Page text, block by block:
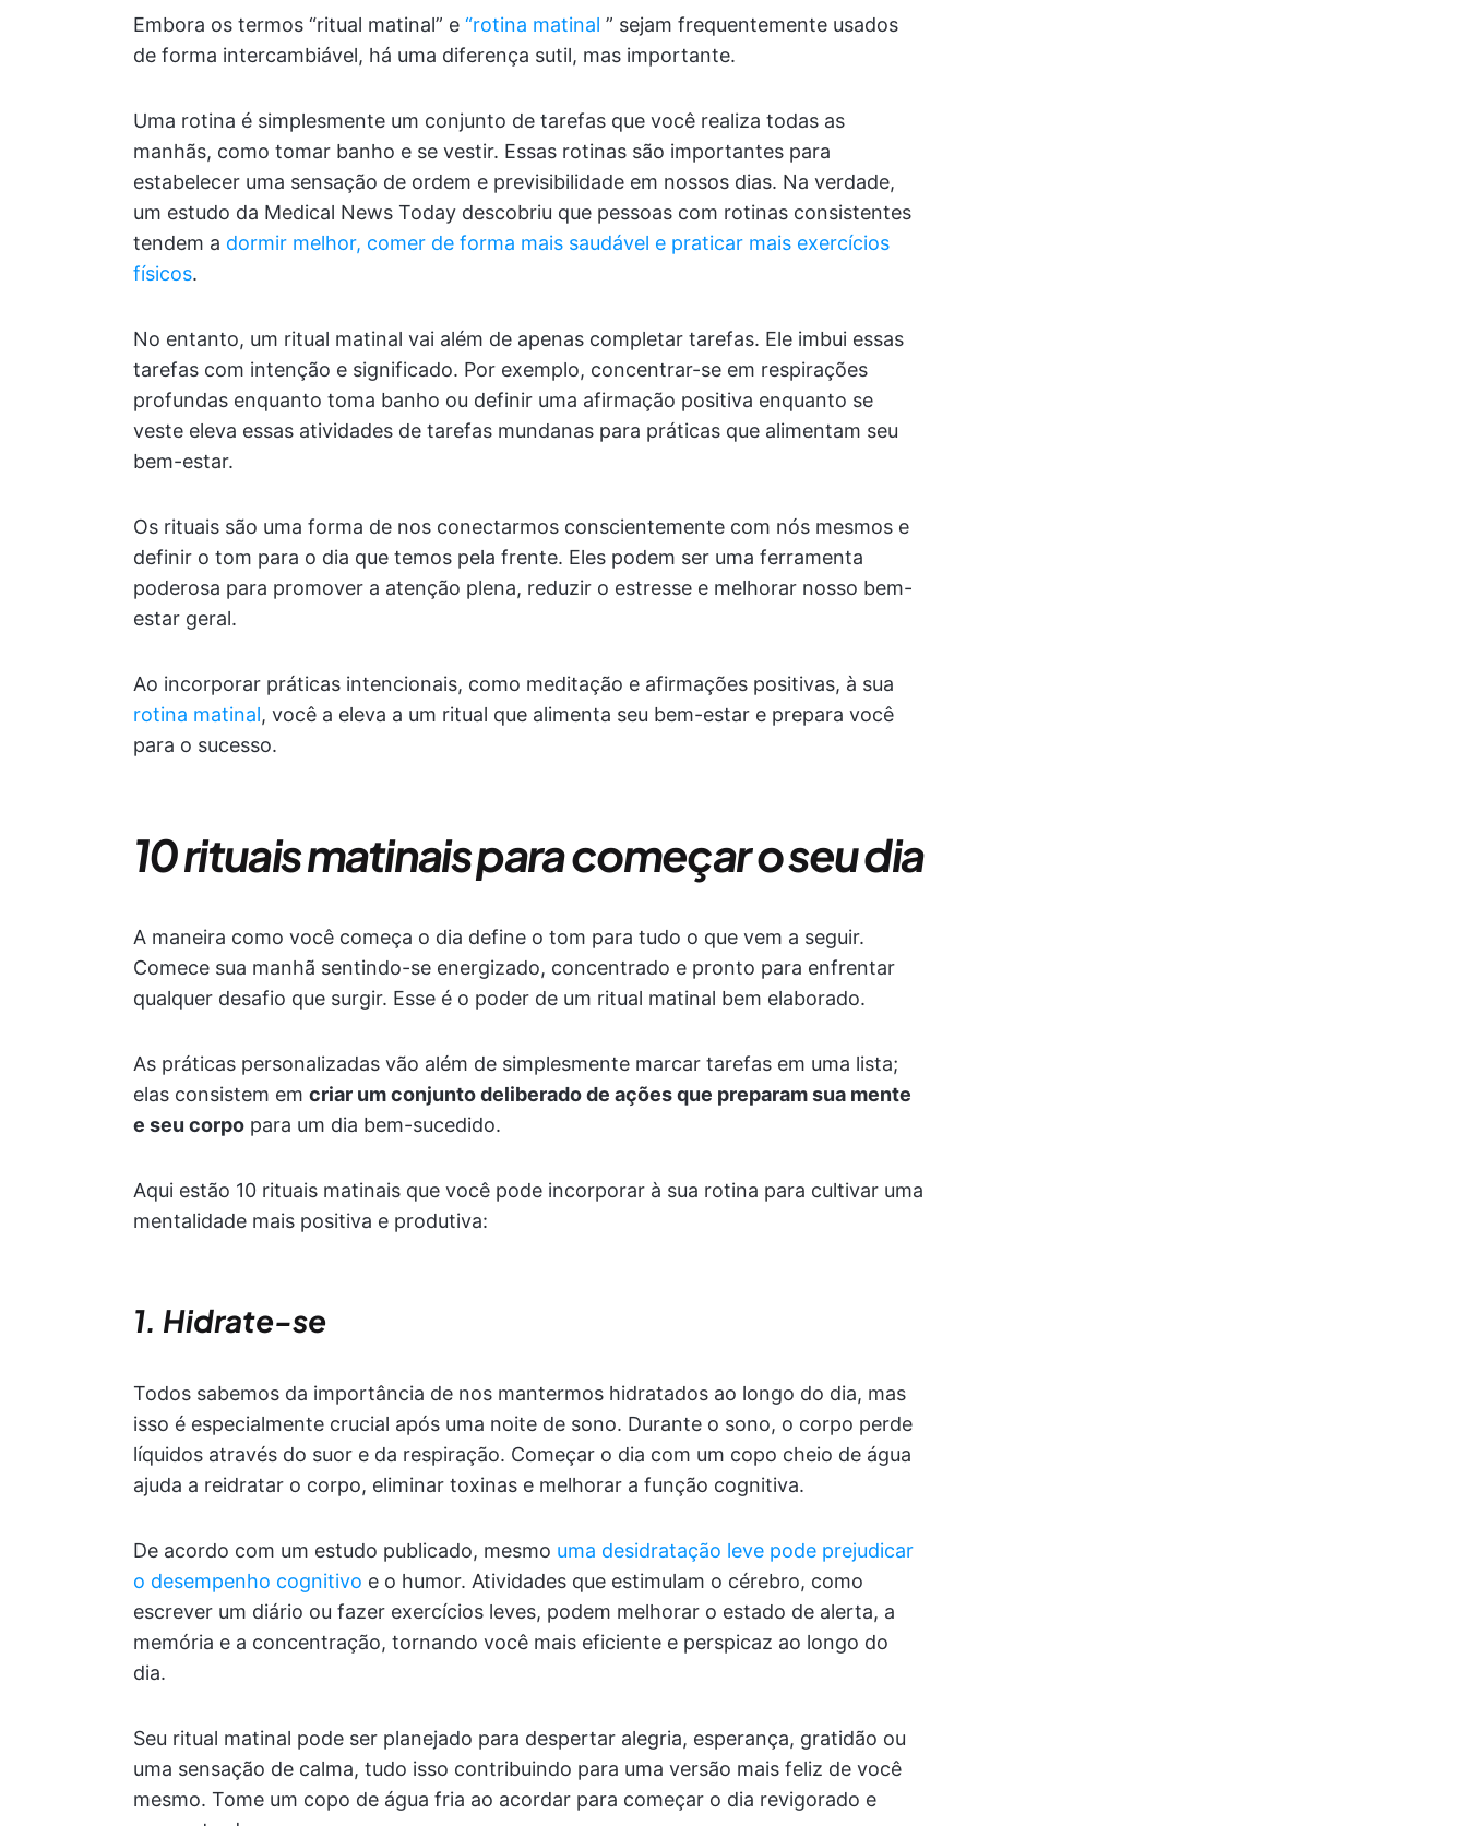
Embora os termos “ritual matinal” e “rotina matinal ” sejam frequentemente usados
de forma intercambiável, há uma diferença sutil, mas importante.
Uma rotina é simplesmente um conjunto de tarefas que você realiza todas as
manhãs, como tomar banho e se vestir. Essas rotinas são importantes para
estabelecer uma sensação de ordem e previsibilidade em nossos dias. Na verdade,
um estudo da Medical News Today descobriu que pessoas com rotinas consistentes
tendem a dormir melhor, comer de forma mais saudável e praticar mais exercícios
físicos.
No entanto, um ritual matinal vai além de apenas completar tarefas. Ele imbui essas
tarefas com intenção e significado. Por exemplo, concentrar-se em respirações
profundas enquanto toma banho ou definir uma afirmação positiva enquanto se
veste eleva essas atividades de tarefas mundanas para práticas que alimentam seu
bem-estar.
Os rituais são uma forma de nos conectarmos conscientemente com nós mesmos e
definir o tom para o dia que temos pela frente. Eles podem ser uma ferramenta
poderosa para promover a atenção plena, reduzir o estresse e melhorar nosso bem-
estar geral.
Ao incorporar práticas intencionais, como meditação e afirmações positivas, à sua
rotina matinal, você a eleva a um ritual que alimenta seu bem-estar e prepara você
para o sucesso.
10 rituais matinais para começar o seu dia
A maneira como você começa o dia define o tom para tudo o que vem a seguir.
Comece sua manhã sentindo-se energizado, concentrado e pronto para enfrentar
qualquer desafio que surgir. Esse é o poder de um ritual matinal bem elaborado.
As práticas personalizadas vão além de simplesmente marcar tarefas em uma lista;
elas consistem em criar um conjunto deliberado de ações que preparam sua mente
e seu corpo para um dia bem-sucedido.
Aqui estão 10 rituais matinais que você pode incorporar à sua rotina para cultivar uma
mentalidade mais positiva e produtiva:
1. Hidrate-se
Todos sabemos da importância de nos mantermos hidratados ao longo do dia, mas
isso é especialmente crucial após uma noite de sono. Durante o sono, o corpo perde
líquidos através do suor e da respiração. Começar o dia com um copo cheio de água
ajuda a reidratar o corpo, eliminar toxinas e melhorar a função cognitiva.
De acordo com um estudo publicado, mesmo uma desidratação leve pode prejudicar
o desempenho cognitivo e o humor. Atividades que estimulam o cérebro, como
escrever um diário ou fazer exercícios leves, podem melhorar o estado de alerta, a
memória e a concentração, tornando você mais eficiente e perspicaz ao longo do
dia.
Seu ritual matinal pode ser planejado para despertar alegria, esperança, gratidão ou
uma sensação de calma, tudo isso contribuindo para uma versão mais feliz de você
mesmo. Tome um copo de água fria ao acordar para começar o dia revigorado e